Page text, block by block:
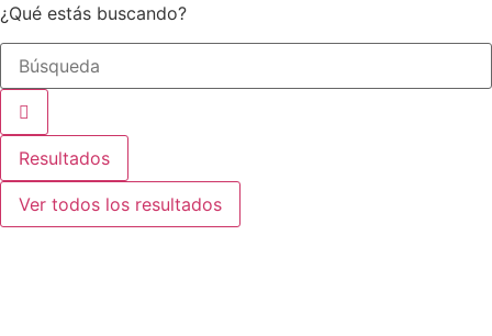
¿Qué estás buscando?
Search
Resultados
Ver todos los resultados